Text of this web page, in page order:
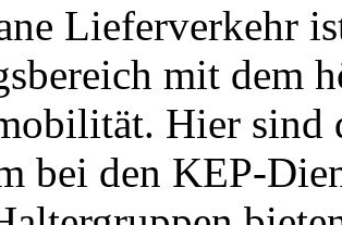
Lieferverkehr
mit dem
Hier sind
bei den KEP-